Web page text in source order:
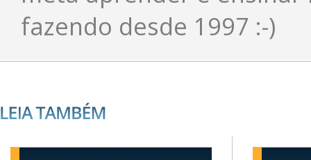
fazendo desde 1997 :-)